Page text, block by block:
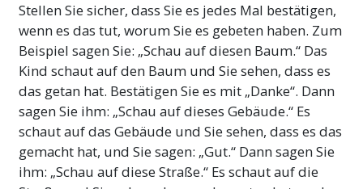
Stellen Sie sicher, dass Sie es jedes Mal bestätigen,
wenn es das tut, worum Sie es gebeten haben. Zum
Beispiel sagen Sie: „Schau auf diesen Baum.“ Das
Kind schaut auf den Baum und Sie sehen, dass es
das getan hat. Bestätigen Sie es mit „Danke“. Dann
sagen Sie ihm: „Schau auf dieses Gebäude.“ Es
schaut auf das Gebäude und Sie sehen, dass es das
gemacht hat, und Sie sagen: „Gut.“ Dann sagen Sie
ihm: „Schau auf diese Straße.“ Es schaut auf die